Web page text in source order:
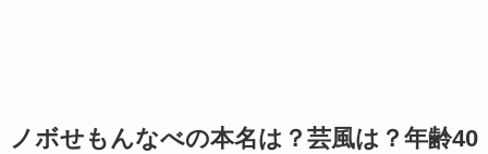
ノボせもんなべの本名は？芸風は？年齢40